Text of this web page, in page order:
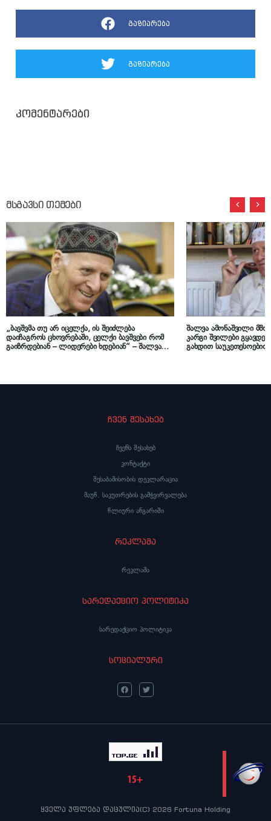
LIVE
გაზიარება
გაზიარება
კომენტარები
მსგავსი თემები
„ბავშვმა თუ არ იცელქა, ის შეიძლება
დაიჩაგროს ცხოვრებაში, ცელქი ბავშვები რომ
გაიზრდებიან – ლიდერები ხდებიან“ – შალვა
შალვა ამონაშვილი
კარგი შვილები
გახდით
ჩვენ შესახებ
ჩვენს შესახებ
კონტაქტი
შესაბამისობის დეკლარაცია
მაუწ. საკუთრების გამჭვირვალება
წლიური ანგარიში
რეკლამა
რეკლამა
სარედაქციო პოლიტიკა
სარედაქციო პოლიტიკა
სოციალური
ყველა უფლება დაცულია(C) 2026 Fortuna Holding